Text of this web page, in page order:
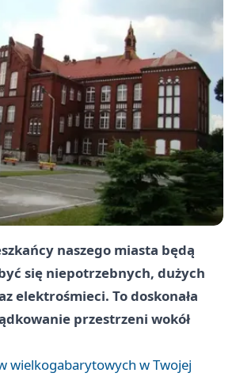
naszego miasta będą
się niepotrzebnych, dużych
elektrośmieci. To doskonała
przestrzeni wokół
wielkogabarytowych w Twojej